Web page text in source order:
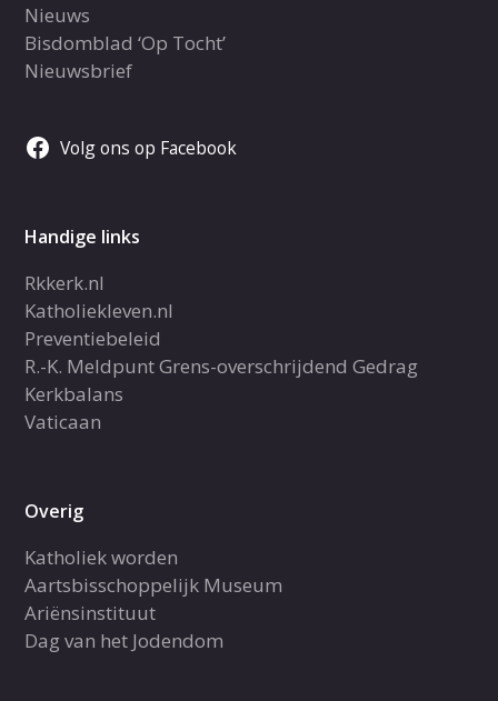
Nieuws
Bisdomblad ‘Op Tocht’
Nieuwsbrief
Volg ons op Facebook
Handige links
Rkkerk.nl
Katholiekleven.nl
Preventiebeleid
R.-K. Meldpunt Grens-overschrijdend Gedrag
Kerkbalans
Vaticaan
Overig
Katholiek worden
Aartsbisschoppelijk Museum
Ariënsinstituut
Dag van het Jodendom